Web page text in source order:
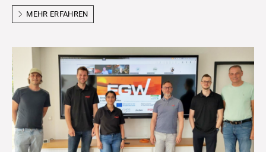
MEHR ERFAHREN